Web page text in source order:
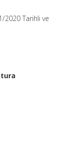
2020 Tarihli ve